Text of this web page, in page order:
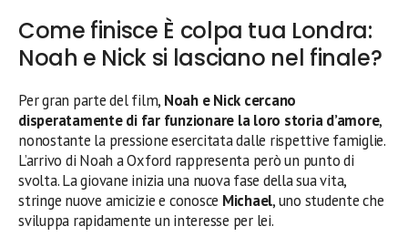
Come finisce È colpa tua Londra:
Noah e Nick si lasciano nel finale?
Per gran parte del film, Noah e Nick cercano
disperatamente di far funzionare la loro storia d’amore,
nonostante la pressione esercitata dalle rispettive famiglie.
L’arrivo di Noah a Oxford rappresenta però un punto di
svolta. La giovane inizia una nuova fase della sua vita,
stringe nuove amicizie e conosce Michael, uno studente che
sviluppa rapidamente un interesse per lei.